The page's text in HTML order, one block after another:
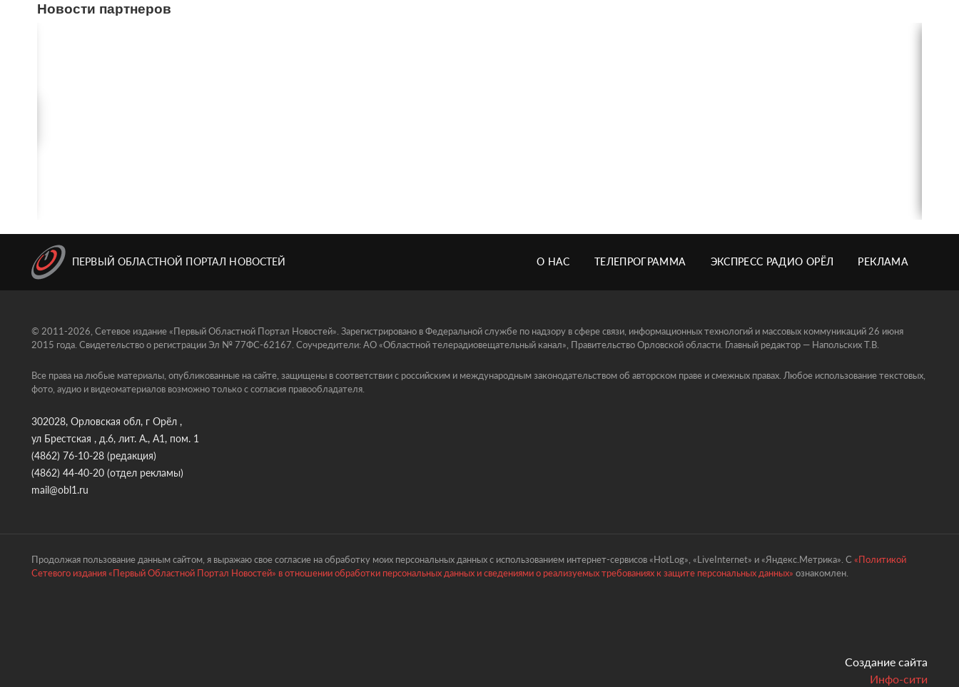
Новости партнеров
ПЕРВЫЙ ОБЛАСТНОЙ ПОРТАЛ НОВОСТЕЙ О НАС ТЕЛЕПРОГРАММА ЭКСПРЕСС РАДИО ОРЁЛ РЕКЛАМА
© 2011-2026, Сетевое издание «Первый Областной Портал Новостей». Зарегистрировано в Федеральной службе по надзору в сфере связи, информационных технологий и массовых коммуникаций 26 июня
2015 года. Свидетельство о регистрации Эл № 77ФС-62167. Соучредители: АО «Областной телерадиовещательный канал», Правительство Орловской области. Главный редактор — Напольских Т.В.
Все права на любые материалы, опубликованные на сайте, защищены в соответствии с российским и международным законодательством об авторском праве и смежных правах. Любое использование текстовых,
фото, аудио и видеоматериалов возможно только с согласия правообладателя.
302028, Орловская обл, г Орёл ,
ул Брестская , д.6, лит. А., А1, пом. 1
(4862) 76-10-28 (редакция)
(4862) 44-40-20 (отдел рекламы)
mail@obl1.ru
Продолжая пользование данным сайтом, я выражаю свое согласие на обработку моих персональных данных с использованием интернет-сервисов «HotLog», «LiveInternet» и «Яндекс.Метрика». С«Политикой
Сетевого издания «Первый Областной Портал Новостей» в отношении обработки персональных данных и сведениями о реализуемых требованиях к защите персональных данных»ознакомлен.
Создание сайта
Инфо-сити